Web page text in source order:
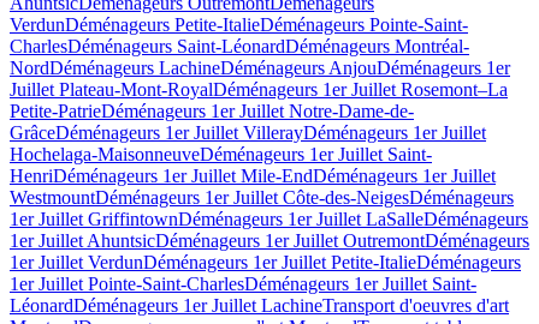
VerdunDéménageurs Petite-ItalieDéménageurs Pointe-Saint-
CharlesDéménageurs Saint-LéonardDéménageurs Montréal-
NordDéménageurs LachineDéménageurs AnjouDéménageurs 1er
Juillet Plateau-Mont-RoyalDéménageurs 1er Juillet Rosemont–La
Petite-PatrieDéménageurs 1er Juillet Notre-Dame-de-
GrâceDéménageurs 1er Juillet VillerayDéménageurs 1er Juillet
Hochelaga-MaisonneuveDéménageurs 1er Juillet Saint-
HenriDéménageurs 1er Juillet Mile-EndDéménageurs 1er Juillet
WestmountDéménageurs 1er Juillet Côte-des-NeigesDéménageurs
1er Juillet GriffintownDéménageurs 1er Juillet LaSalleDéménageurs
1er Juillet AhuntsicDéménageurs 1er Juillet OutremontDéménageurs
1er Juillet VerdunDéménageurs 1er Juillet Petite-ItalieDéménageurs
1er Juillet Pointe-Saint-CharlesDéménageurs 1er Juillet Saint-
LéonardDéménageurs 1er Juillet LachineTransport d'oeuvres d'art